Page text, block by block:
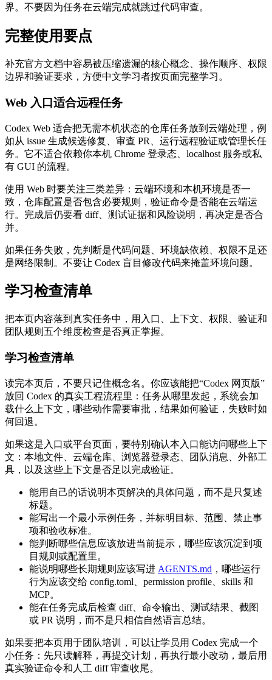
界。不要因为任务在云端完成就跳过代码审查。
完整使用要点
补充官方文档中容易被压缩遗漏的核心概念、操作顺序、权限
边界和验证要求，方便中文学习者按页面完整学习。
Web 入口适合远程任务
Codex Web 适合把无需本机状态的仓库任务放到云端处理，例
如从 issue 生成候选修复、审查 PR、运行远程验证或管理长任
务。它不适合依赖你本机 Chrome 登录态、localhost 服务或私
有 GUI 的流程。
使用 Web 时要关注三类差异：云端环境和本机环境是否一
致，仓库配置是否包含必要规则，验证命令是否能在云端运
行。完成后仍要看 diff、测试证据和风险说明，再决定是否合
并。
如果任务失败，先判断是代码问题、环境缺依赖、权限不足还
是网络限制。不要让 Codex 盲目修改代码来掩盖环境问题。
学习检查清单
把本页内容落到真实任务中，用入口、上下文、权限、验证和
团队规则五个维度检查是否真正掌握。
学习检查清单
读完本页后，不要只记住概念名。你应该能把“Codex 网页版”
放回 Codex 的真实工程流程里：任务从哪里发起，系统会加
载什么上下文，哪些动作需要审批，结果如何验证，失败时如
何回退。
如果这是入口或平台页面，要特别确认本入口能访问哪些上下
文：本地文件、云端仓库、浏览器登录态、团队消息、外部工
具，以及这些上下文是否足以完成验证。
能用自己的话说明本页解决的具体问题，而不是只复述
标题。
能写出一个最小示例任务，并标明目标、范围、禁止事
项和验收标准。
能判断哪些信息应该放进当前提示，哪些应该沉淀到项
目规则或配置里。
能说明哪些长期规则应该写进 AGENTS.md ，哪些运行
行为应该交给 config.toml、permission profile、skills 和
MCP。
能在任务完成后检查 diff、命令输出、测试结果、截图
或 PR 说明，而不是只相信自然语言总结。
如果要把本页用于团队培训，可以让学员用 Codex 完成一个
小任务：先只读解释，再提交计划，再执行最小改动，最后用
真实验证命令和人工 diff 审查收尾。